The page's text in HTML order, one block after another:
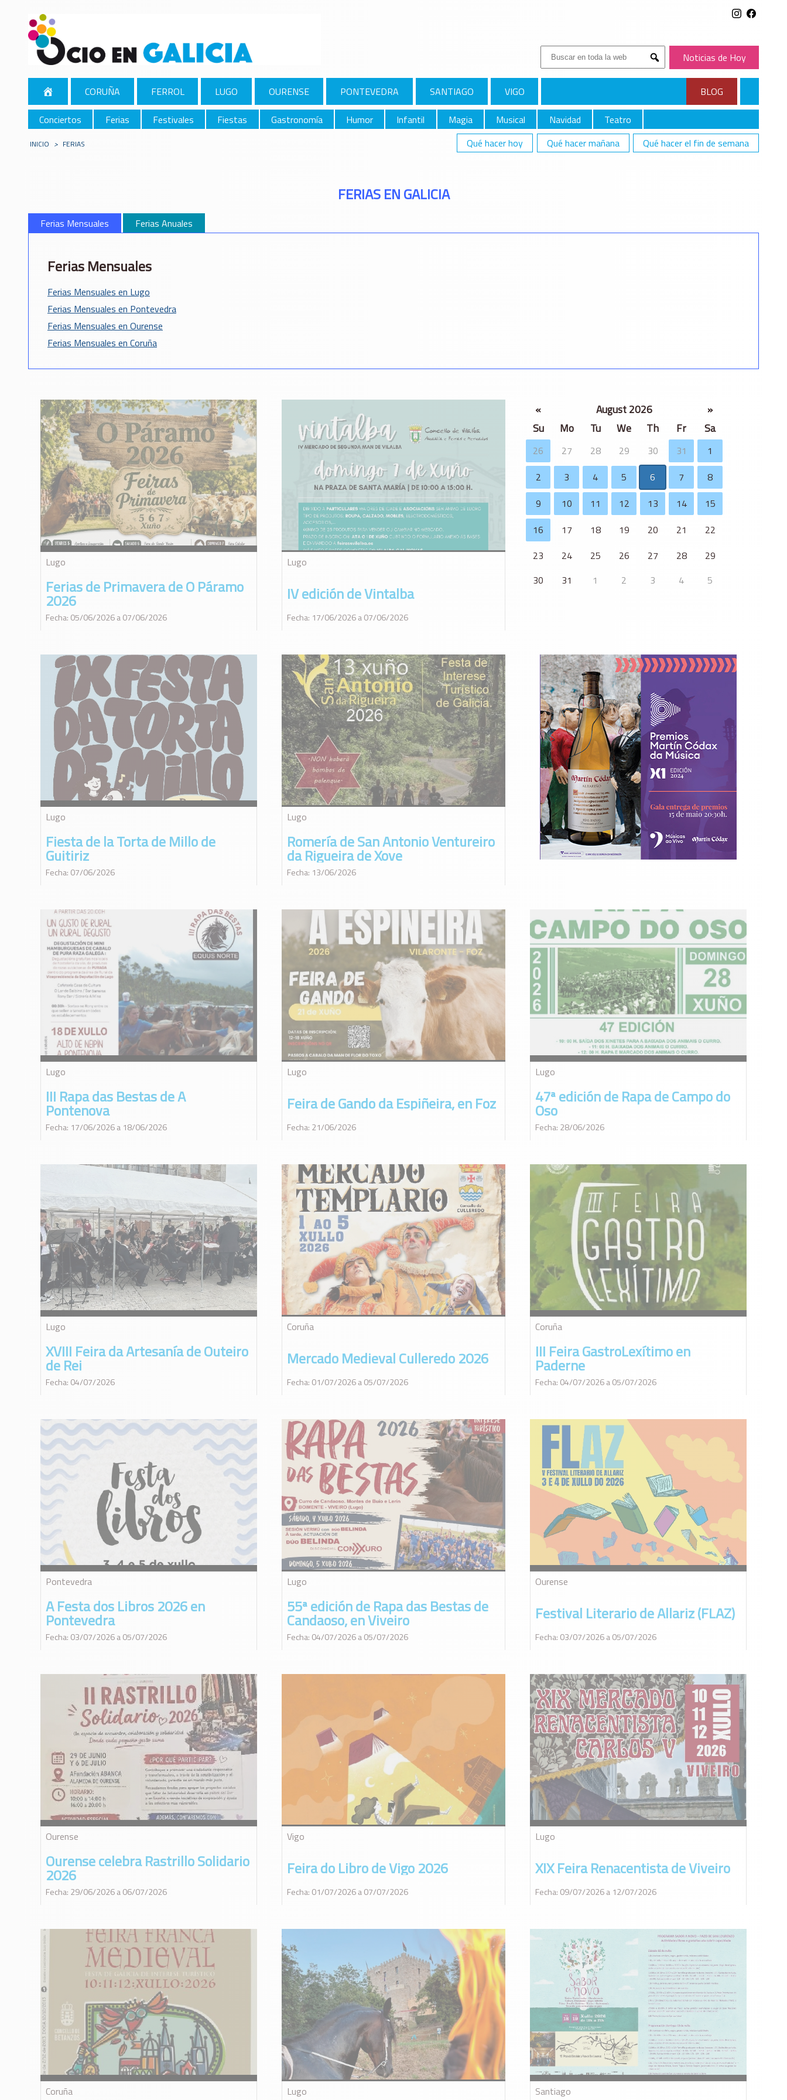
Buscar:
Submit
Noticias de Hoy
CORUÑA FERROL LUGO OURENSE PONTEVEDRA SANTIAGO VIGO
BLOG
Conciertos
Ferias Festivales Fiestas Gastronomía Humor Infantil Magia Musical Navidad
Teatro
Qué hacer hoy
Qué hacer mañana Qué hacer el fin de semana
INICIO > FERIAS
FERIAS EN GALICIA
Ferias Mensuales Ferias Anuales
Ferias Mensuales
Ferias Mensuales en Lugo
Ferias Mensuales en Pontevedra
Ferias Mensuales en Ourense
Ferias Mensuales en Coruña
« August 2026
»
Su
Mo Tu We Th Fr Sa
26 27 28 29 30 31
1
2
3 4 5 6 7
8
9
10 11 12 13 14
15
16
17 18 19 20 21
22
23
24 25 26 27 28
29
30
31 1 2 3 4 5
Lugo
Ferias de Primavera de O Páramo
2026
Fecha: 05/06/2026 a 07/06/2026
Lugo
IV edición de Vintalba
Fecha: 17/06/2026 a 07/06/2026
Lugo
Fiesta de la Torta de Millo de
Guitiriz
Fecha: 07/06/2026
Lugo
Romería de San Antonio Ventureiro
da Rigueira de Xove
Fecha: 13/06/2026
Lugo
III Rapa das Bestas de A
Pontenova
Fecha: 17/06/2026 a 18/06/2026
Lugo
Feira de Gando da Espiñeira, en Foz
Fecha: 21/06/2026
Lugo
47ª edición de Rapa de Campo do
Oso
Fecha: 28/06/2026
Lugo
XVIII Feira da Artesanía de Outeiro
de Rei
Fecha: 04/07/2026
Coruña
Mercado Medieval Culleredo 2026
Fecha: 01/07/2026 a 05/07/2026
Coruña
III Feira GastroLexítimo en
Paderne
Fecha: 04/07/2026 a 05/07/2026
Pontevedra
A Festa dos Libros 2026 en
Pontevedra
Fecha: 03/07/2026 a 05/07/2026
Lugo
55ª edición de Rapa das Bestas de
Candaoso, en Viveiro
Fecha: 04/07/2026 a 05/07/2026
Ourense
Festival Literario de Allariz (FLAZ)
Fecha: 03/07/2026 a 05/07/2026
Ourense
Ourense celebra Rastrillo Solidario
2026
Fecha: 29/06/2026 a 06/07/2026
Vigo
Feira do Libro de Vigo 2026
Fecha: 01/07/2026 a 07/07/2026
Lugo
XIX Feira Renacentista de Viveiro
Fecha: 09/07/2026 a 12/07/2026
Coruña Lugo Santiago